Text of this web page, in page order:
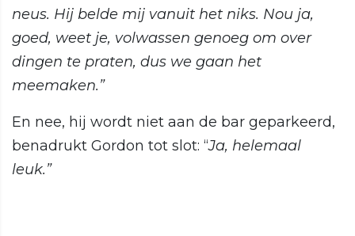
neus. Hij belde mij vanuit het niks. Nou ja,
goed, weet je, volwassen genoeg om over
dingen te praten, dus we gaan het
meemaken.”
En nee, hij wordt niet aan de bar geparkeerd,
benadrukt Gordon tot slot: “Ja, helemaal
leuk.”